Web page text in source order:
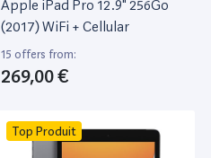
Apple iPad Pro 12.9" 256Go
(2017) WiFi + Cellular
15 offers from:
269,00 €
Top Produit